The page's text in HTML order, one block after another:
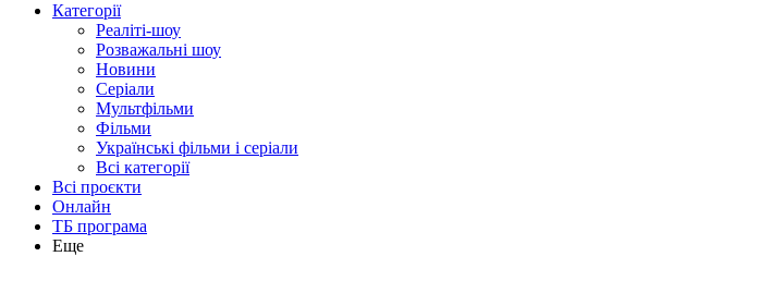
Категорії
Реаліті-шоу
Розважальні шоу
Новини
Серіали
Мультфільми
Фільми
Українські фільми і серіали
Всі категорії
Всі проєкти
Онлайн
ТБ програма
Еще